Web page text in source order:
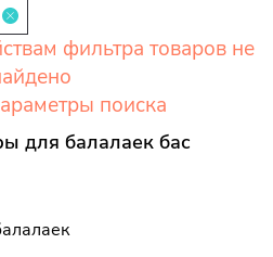
фильтра товаров не
поиска
для балалаек бас